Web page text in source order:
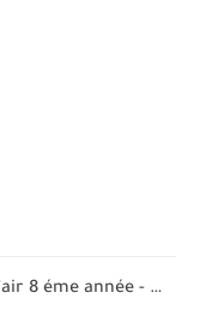
la pollution de l'air 8 éme année - تلوث الهواء...